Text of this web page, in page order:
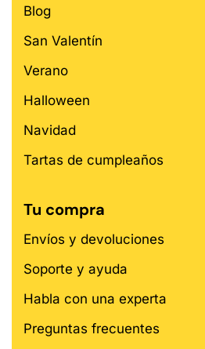
Blog
San Valentín
Verano
Halloween
Navidad
Tartas de cumpleaños
Tu compra
Envíos y devoluciones
Soporte y ayuda
Habla con una experta
Preguntas frecuentes